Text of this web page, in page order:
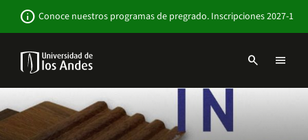
contenido
info Conoce nuestros programas de pregrado. Inscripciones 2027-1
Navbar
-
Sitio
Institucional
search menu